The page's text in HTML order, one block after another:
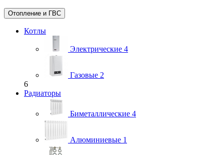
Отопление и ГВС
Котлы
Электрические 4
Газовые 2
6
Радиаторы
Биметаллические 4
Алюминиевые 1